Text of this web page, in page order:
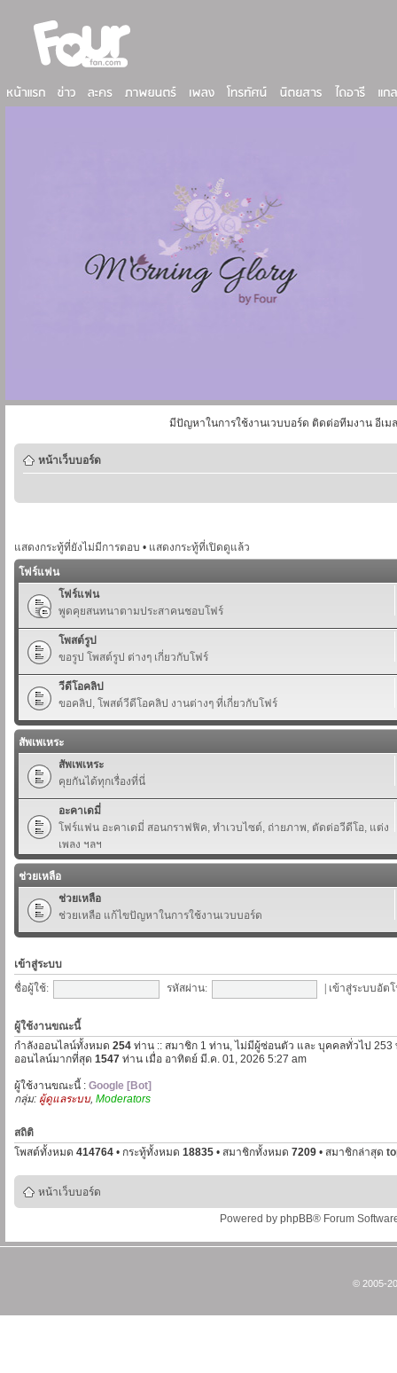
มีปัญหาในการใช้งานเวบบอร์ด ติดต่อทีมงาน อีเม
หน้าเว็บบอร์ด
แสดงกระทู้ที่ยังไม่มีการตอบ • แสดงกระทู้ที่เปิดดูแล้ว
โฟร์แฟน
โฟร์แฟน
พูดคุยสนทนาตามประสาคนชอบโฟร์
โพสต์รูป
ขอรูป โพสต์รูป ต่างๆ เกี่ยวกับโฟร์
วีดีโอคลิป
ขอคลิป, โพสต์วีดีโอคลิป งานต่างๆ ที่เกี่ยวกับโฟร์
สัพเพเหระ
สัพเพเหระ
คุยกันได้ทุกเรื่องที่นี่
อะคาเดมี่
โฟร์แฟน อะคาเดมี่ สอนกราฟฟิค, ทำเวบไซต์, ถ่ายภาพ, ตัดต่อวีดีโอ, แต่ง
เพลง ฯลฯ
ช่วยเหลือ
ช่วยเหลือ
ช่วยเหลือ แก้ไขปัญหาในการใช้งานเวบบอร์ด
เข้าสู่ระบบ
ชื่อผู้ใช้:
รหัสผ่าน: เข้าสู่ระบบอัต
ผู้ใช้งานขณะนี้
กำลังออนไลน์ทั้งหมด 254 ท่าน :: สมาชิก 1 ท่าน, ไม่มีผู้ซ่อนตัว และ บุคคลทั่วไป
ออนไลน์มากที่สุด 1547 ท่าน เมื่อ อาทิตย์ มี.ค. 01, 2026 5:27 am
ผู้ใช้งานขณะนี้ : Google [Bot]
กลุ่ม: ผู้ดูแลระบบ, Moderators
สถิติ
โพสต์ทั้งหมด 414764 • กระทู้ทั้งหมด 18835 • สมาชิกทั้งหมด 7209 • สมาชิกล่าสุด
หน้าเว็บบอร์ด
Powered by phpBB® Forum
© 2005-